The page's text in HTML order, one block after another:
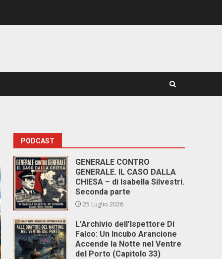
PODCAST
GENERALE CONTRO
GENERALE. IL CASO DALLA
CHIESA – di Isabella Silvestri.
Seconda parte
25 Luglio 2026
L’Archivio dell’Ispettore Di
Falco: Un Incubo Arancione
Accende la Notte nel Ventre
del Porto (Capitolo 33)